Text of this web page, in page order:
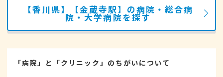
【香川県】【金蔵寺駅】の病院・総合病
院・大学病院を探す
「病院」と「クリニック」のちがいについて